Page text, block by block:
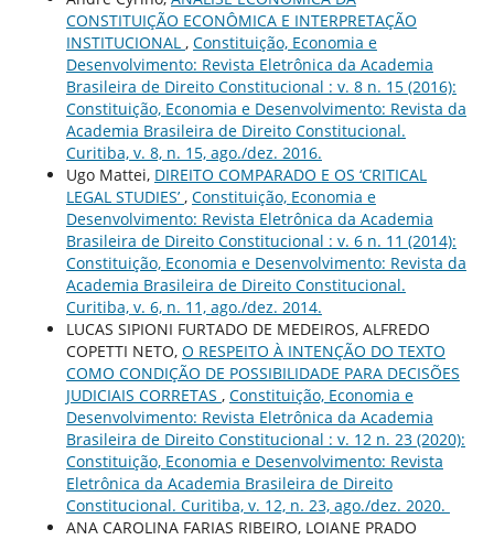
CONSTITUIÇÃO ECONÔMICA E INTERPRETAÇÃO
INSTITUCIONAL , Constituição, Economia e
Desenvolvimento: Revista Eletrônica da Academia
Brasileira de Direito Constitucional : v. 8 n. 15 (2016):
Constituição, Economia e Desenvolvimento: Revista da
Academia Brasileira de Direito Constitucional.
Curitiba, v. 8, n. 15, ago./dez. 2016.
Ugo Mattei, DIREITO COMPARADO E OS ‘CRITICAL
LEGAL STUDIES’ , Constituição, Economia e
Desenvolvimento: Revista Eletrônica da Academia
Brasileira de Direito Constitucional : v. 6 n. 11 (2014):
Constituição, Economia e Desenvolvimento: Revista da
Academia Brasileira de Direito Constitucional.
Curitiba, v. 6, n. 11, ago./dez. 2014.
LUCAS SIPIONI FURTADO DE MEDEIROS, ALFREDO
COPETTI NETO, O RESPEITO À INTENÇÃO DO TEXTO
COMO CONDIÇÃO DE POSSIBILIDADE PARA DECISÕES
JUDICIAIS CORRETAS , Constituição, Economia e
Desenvolvimento: Revista Eletrônica da Academia
Brasileira de Direito Constitucional : v. 12 n. 23 (2020):
Constituição, Economia e Desenvolvimento: Revista
Eletrônica da Academia Brasileira de Direito
Constitucional. Curitiba, v. 12, n. 23, ago./dez. 2020.
ANA CAROLINA FARIAS RIBEIRO, LOIANE PRADO